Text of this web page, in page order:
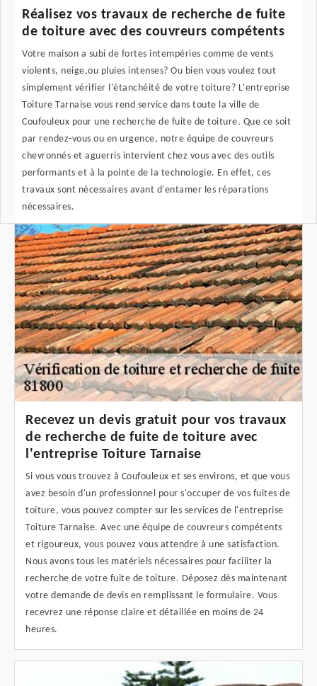
Réalisez vos travaux de recherche de fuite
de toiture avec des couvreurs compétents
Votre maison a subi de fortes intempéries comme de vents
violents, neige,ou pluies intenses? Ou bien vous voulez tout
simplement vérifier l'étanchéité de votre toiture? L'entreprise
Toiture Tarnaise vous rend service dans toute la ville de
Coufouleux pour une recherche de fuite de toiture. Que ce soit
par rendez-vous ou en urgence, notre équipe de couvreurs
chevronnés et aguerris intervient chez vous avec des outils
performants et à la pointe de la technologie. En effet, ces
travaux sont nécessaires avant d'entamer les réparations
nécessaires.
Recevez un devis gratuit pour vos travaux
de recherche de fuite de toiture avec
l'entreprise Toiture Tarnaise
Si vous vous trouvez à Coufouleux et ses environs, et que vous
avez besoin d'un professionnel pour s'occuper de vos fuites de
toiture, vous pouvez compter sur les services de l'entreprise
Toiture Tarnaise. Avec une équipe de couvreurs compétents
et rigoureux, vous pouvez vous attendre à une satisfaction.
Nous avons tous les matériels nécessaires pour faciliter la
recherche de votre fuite de toiture. Déposez dès maintenant
votre demande de devis en remplissant le formulaire. Vous
recevrez une réponse claire et détaillée en moins de 24
heures.